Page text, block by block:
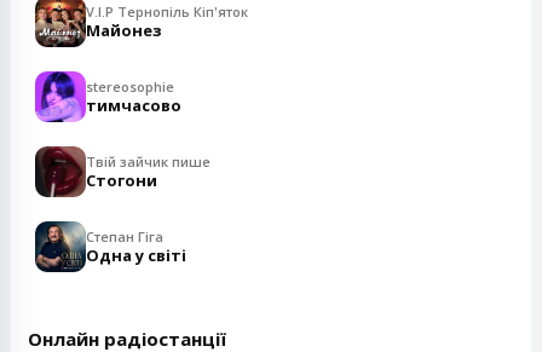
V.I.P Тернопіль Кіп'яток
Майонез
stereosophie
тимчасово
Твій зайчик пише
Стогони
Степан Гіга
Одна у світі
Онлайн радіостанції